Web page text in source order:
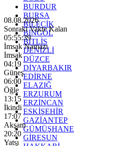
BURDUR
BURSA
BİLECİK
BİNGÖL
BİTLİS
DENİZLİ
DÜZCE
DİYARBAKIR
EDİRNE
ELAZIĞ
ERZURUM
ERZİNCAN
ESKİŞEHİR
GAZİANTEP
GÜMÜŞHANE
GİRESUN
08.08.2026
Sonraki Vakte Kalan
05:55:37
İmsak Namazı
İmsak
04:19
Güneş
06:00
Öğle
13:15
İkindi
17:07
Akşam
20:20
Yatsı